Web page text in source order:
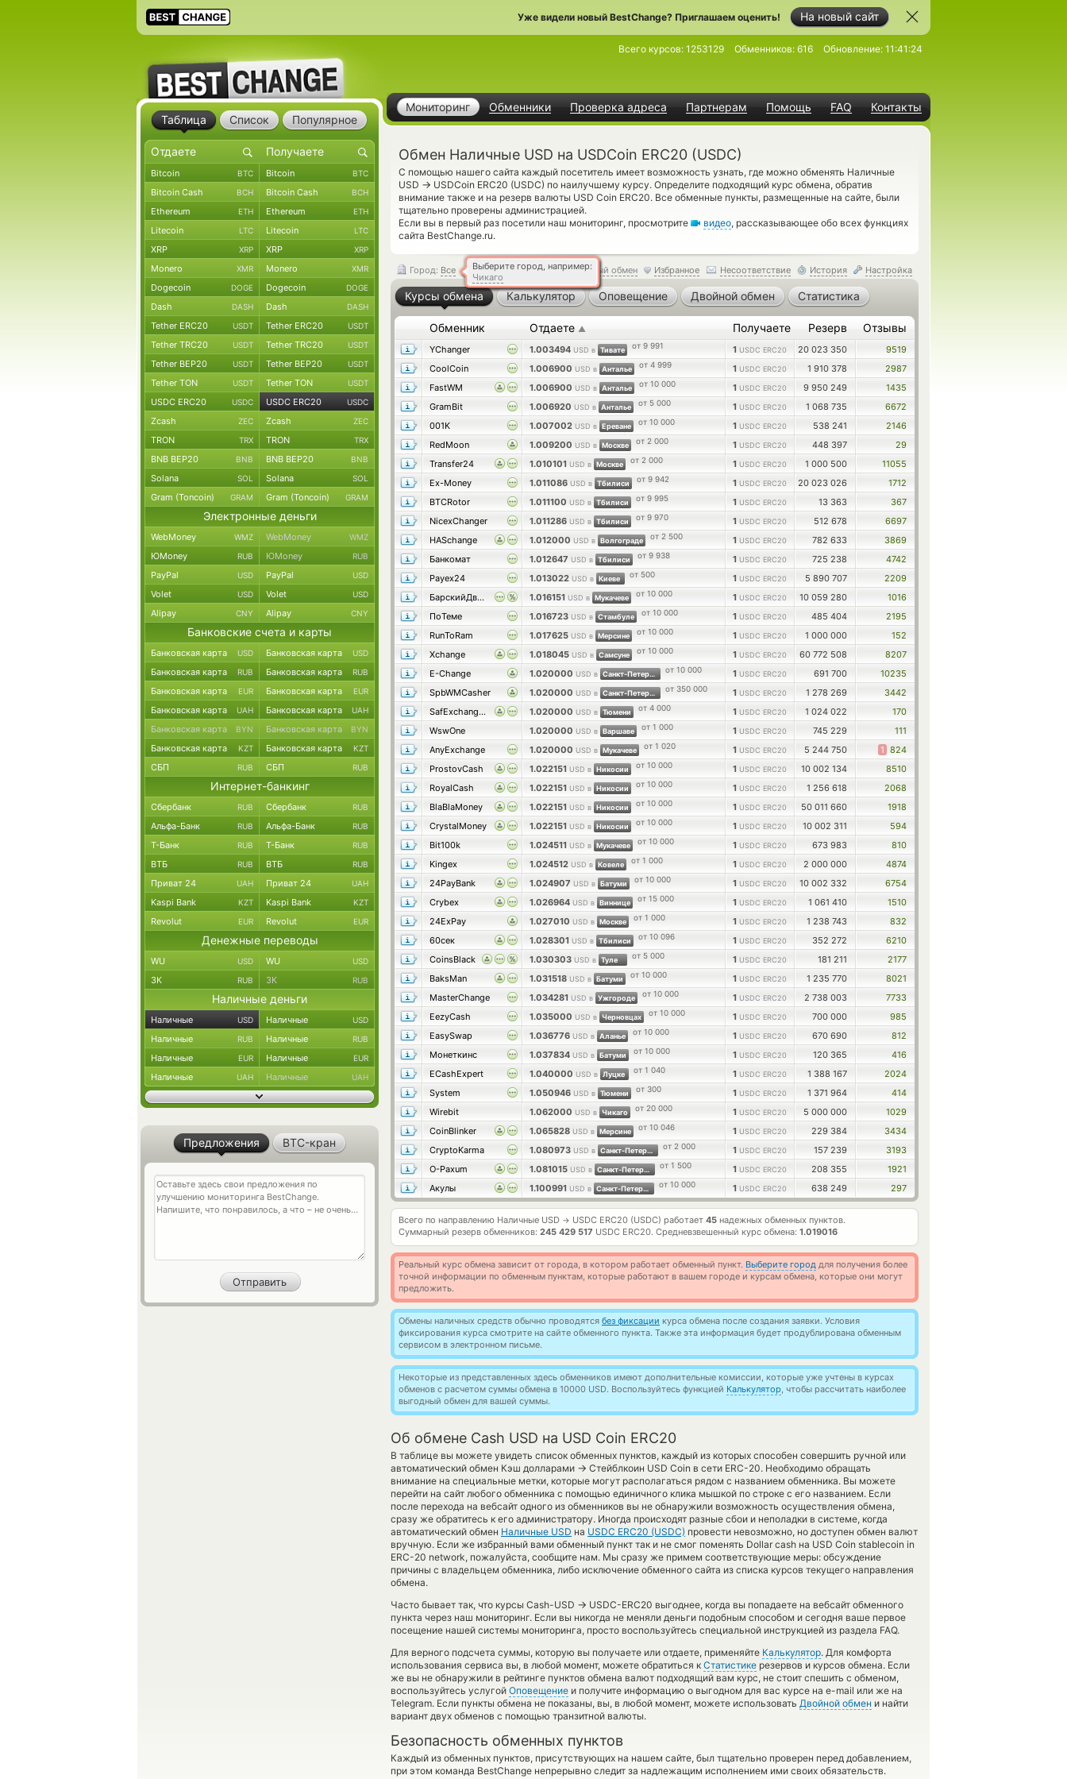
На новый сайт
Уже видели новый BestChange? Приглашаем оценить!
Мониторинг Обменники Проверка адреса Партнерам Помощь FAQ Контакты
Всего курсов: 1253129 Обменников: 616 Обновление: 11:41:24
Обмен Наличные USD на USDCoin ERC20 (USDC)
С помощью нашего сайта каждый посетитель имеет возможность узнать, где можно обменять Наличные
USD → USDCoin ERC20 (USDC) по наилучшему курсу. Определите подходящий курс обмена, обратив
внимание также и на резерв валюты USD Coin ERC20. Все обменные пункты, размещенные на сайте, были
тщательно проверены администрацией.
Если вы в первый раз посетили наш мониторинг, просмотрите
видео, рассказывающее обо всех функциях
сайта BestChange.ru.
Обратный обмен Избранное Несоответствие История Настройка
Город: Все
Выберите город, например:
Чикаго
Курсы обмена Калькулятор Оповещение Двойной обмен Статистика
Обменник Отдаете ▲ Получаете Резерв Отзывы
YChanger 1.003494 USD в Тивате от 9 991 1 USDC ERC20 20 023 350
9519
CoolCoin
1.006900 USD в Анталье от 4 999 1 USDC ERC20 1 910 378
2987
FastWM
1.006900 USD в Анталье от 10 000 1 USDC ERC20 9 950 249
1435
GramBit
1.006920 USD в Анталье от 5 000 1 USDC ERC20 1 068 735
6672
001K
1.007002 USD в Ереване от 10 000 1 USDC ERC20 538 241
2146
RedMoon
1.009200 USD в Москве от 2 000 1 USDC ERC20 448 397
29
Transfer24
1.010101 USD в Москве от 2 000 1 USDC ERC20 1 000 500
11055
Ex-Money
1.011086 USD в Тбилиси от 9 942 1 USDC ERC20 20 023 026
1712
BTCRotor
1.011100 USD в Тбилиси от 9 995 1 USDC ERC20 13 363
367
NicexChanger
1.011286 USD в Тбилиси от 9 970 1 USDC ERC20 512 678
6697
HASchange
1.012000 USD в Волгограде от 2 500 1 USDC ERC20 782 633
3869
Банкомат
1.012647 USD в Тбилиси от 9 938 1 USDC ERC20 725 238
4742
Payex24
1.013022 USD в Киеве от 500 1 USDC ERC20 5 890 707
2209
БарскийДворОбмен
1.016151 USD в Мукачеве от 10 000 1 USDC ERC20 10 059 280
1016
ПоТеме
1.016723 USD в Стамбуле от 10 000 1 USDC ERC20 485 404
2195
RunToRam
1.017625 USD в Мерсине от 10 000 1 USDC ERC20 1 000 000
152
Xchange
1.018045 USD в Самсуне от 10 000 1 USDC ERC20 60 772 508
8207
E-Change
1.020000 USD в Санкт-Петербурге от 10 000 1 USDC ERC20 691 700
10235
SpbWMCasher
1.020000 USD в Санкт-Петербурге от 350 000 1 USDC ERC20 1 278 269
3442
SafExchangePro
1.020000 USD в Тюмени от 4 000 1 USDC ERC20 1 024 022
170
WswOne
1.020000 USD в Варшаве от 1 000 1 USDC ERC20 745 229
111
AnyExchange
1.020000 USD в Мукачеве от 1 020 1 USDC ERC20 5 244 750 1 824
ProstovCash
1.022151 USD в Никосии от 10 000 1 USDC ERC20 10 002 134
8510
RoyalCash
1.022151 USD в Никосии от 10 000 1 USDC ERC20 1 256 618
2068
BlaBlaMoney
1.022151 USD в Никосии от 10 000 1 USDC ERC20 50 011 660
1918
CrystalMoney
1.022151 USD в Никосии от 10 000 1 USDC ERC20 10 002 311
594
Bit100k
1.024511 USD в Мукачеве от 10 000 1 USDC ERC20 673 983
810
Kingex
1.024512 USD в Ковеле от 1 000 1 USDC ERC20 2 000 000
4874
24PayBank
1.024907 USD в Батуми от 10 000 1 USDC ERC20 10 002 332
6754
Crybex
1.026964 USD в Виннице от 15 000 1 USDC ERC20 1 061 410
1510
24ExPay
1.027010 USD в Москве от 1 000 1 USDC ERC20 1 238 743
832
60сек
1.028301 USD в Тбилиси от 10 096 1 USDC ERC20 352 272
6210
CoinsBlack
1.030303 USD в Туле от 5 000 1 USDC ERC20 181 211
2177
BaksMan
1.031518 USD в Батуми от 10 000 1 USDC ERC20 1 235 770
8021
MasterChange
1.034281 USD в Ужгороде от 10 000 1 USDC ERC20 2 738 003
7733
EezyCash
1.035000 USD в Черновцах от 10 000 1 USDC ERC20 700 000
985
EasySwap
1.036776 USD в Аланье от 10 000 1 USDC ERC20 670 690
812
Монеткинс
1.037834 USD в Батуми от 10 000 1 USDC ERC20 120 365
416
ECashExpert
1.040000 USD в Луцке от 1 040 1 USDC ERC20 1 388 167
2024
System
1.050946 USD в Тюмени от 300 1 USDC ERC20 1 371 964
414
Wirebit
1.062000 USD в Чикаго от 20 000 1 USDC ERC20 5 000 000
1029
CoinBlinker
1.065828 USD в Мерсине от 10 046 1 USDC ERC20 229 384
3434
CryptoKarma
1.080973 USD в Санкт-Петербурге от 2 000 1 USDC ERC20 157 239
3193
O-Paxum
1.081015 USD в Санкт-Петербурге от 1 500 1 USDC ERC20 208 355
1921
Акулы
1.100991 USD в Санкт-Петербурге от 10 000 1 USDC ERC20 638 249 297
Всего по направлению Наличные USD → USDC ERC20 (USDC) работает 45 надежных обменных пунктов.
Суммарный резерв обменников: 245 429 517 USDC ERC20. Средневзвешенный курс обмена: 1.019016
Реальный курс обмена зависит от города, в котором работает обменный пункт. Выберите город для получения более
точной информации по обменным пунктам, которые работают в вашем городе и курсам обмена, которые они могут
предложить.
Обмены наличных средств обычно проводятся без фиксации курса обмена после создания заявки. Условия
фиксирования курса смотрите на сайте обменного пункта. Также эта информация будет продублирована обменным
сервисом в электронном письме.
Некоторые из представленных здесь обменников имеют дополнительные комиссии, которые уже учтены в курсах
обменов с расчетом суммы обмена в 10000 USD. Воспользуйтесь функцией Калькулятор, чтобы рассчитать наиболее
выгодный обмен для вашей суммы.
Об обмене Cash USD на USD Coin ERC20
В таблице вы можете увидеть список обменных пунктов, каждый из которых способен совершить ручной или
автоматический обмен Кэш долларами → Стейблкоин USD Coin в сети ERC-20. Необходимо обращать
внимание на специальные метки, которые могут располагаться рядом с названием обменника. Вы можете
перейти на сайт любого обменника с помощью единичного клика мышкой по строке с его названием. Если
после перехода на вебсайт одного из обменников вы не обнаружили возможность осуществления обмена,
сразу же обратитесь к его администратору. Иногда происходят разные сбои и неполадки в системе, когда
автоматический обмен Наличные USD на USDC ERC20 (USDC) провести невозможно, но доступен обмен валют
вручную. Если же избранный вами обменный пункт так и не смог поменять Dollar cash на USD Coin stablecoin in
ERC-20 network, пожалуйста, сообщите нам. Мы сразу же примем соответствующие меры: обсуждение
причины с владельцем обменника, либо исключение обменного сайта из списка курсов текущего направления
обмена.
Часто бывает так, что курсы Cash-USD → USDC-ERC20 выгоднее, когда вы попадаете на вебсайт обменного
пункта через наш мониторинг. Если вы никогда не меняли деньги подобным способом и сегодня ваше первое
посещение нашей системы мониторинга, просто воспользуйтесь специальной инструкцией из раздела FAQ.
Для верного подсчета суммы, которую вы получаете или отдаете, применяйте Калькулятор. Для комфорта
использования сервиса вы, в любой момент, можете обратиться к Статистике резервов и курсов обмена. Если
же вы не обнаружили в рейтинге пунктов обмена валют подходящий вам курс, не стоит спешить с обменом,
воспользуйтесь услугой Оповещение и получите информацию о выгодном для вас курсе на e-mail или же на
Telegram. Если пункты обмена не показаны, вы, в любой момент, можете использовать Двойной обмен и найти
вариант двух обменов с помощью транзитной валюты.
Безопасность обменных пунктов
Каждый из обменных пунктов, присутствующих на нашем сайте, был тщательно проверен перед добавлением,
при этом команда BestChange непрерывно следит за надлежащим исполнением ими своих обязательств.
Таблица Список Популярное
Bitcoin BTC Bitcoin BTC
Bitcoin Cash BCH Bitcoin Cash BCH
Ethereum ETH Ethereum ETH
Litecoin LTC Litecoin LTC
XRP XRP XRP XRP
Monero XMR Monero XMR
Dogecoin DOGE Dogecoin DOGE
Dash DASH Dash DASH
Tether ERC20 USDT Tether ERC20 USDT
Tether TRC20 USDT Tether TRC20 USDT
Tether BEP20 USDT Tether BEP20 USDT
Tether TON USDT Tether TON USDT
USDC ERC20 USDC USDC ERC20 USDC
Zcash ZEC Zcash ZEC
TRON TRX TRON TRX
BNB BEP20 BNB BNB BEP20 BNB
Solana SOL Solana SOL
Gram (Toncoin) GRAM Gram (Toncoin) GRAM
Электронные деньги
WebMoney WMZ WebMoney WMZ
ЮMoney RUB ЮMoney RUB
PayPal USD PayPal USD
Volet USD Volet USD
Alipay CNY Alipay CNY
Банковские счета и карты
Банковская карта USD Банковская карта USD
Банковская карта RUB Банковская карта RUB
Банковская карта EUR Банковская карта EUR
Банковская карта UAH Банковская карта UAH
Банковская карта BYN Банковская карта BYN
Банковская карта KZT Банковская карта KZT
СБП RUB СБП RUB
Интернет-банкинг
Сбербанк RUB Сбербанк RUB
Альфа-Банк RUB Альфа-Банк RUB
Т-Банк RUB Т-Банк RUB
ВТБ RUB ВТБ RUB
Приват 24 UAH Приват 24 UAH
Kaspi Bank KZT Kaspi Bank KZT
Revolut EUR Revolut EUR
Денежные переводы
WU USD WU USD
ЗК RUB ЗК RUB
Наличные деньги
Наличные USD Наличные USD
Наличные RUB Наличные RUB
Наличные EUR Наличные EUR
Наличные UAH Наличные UAH
Предложения BTC-кран